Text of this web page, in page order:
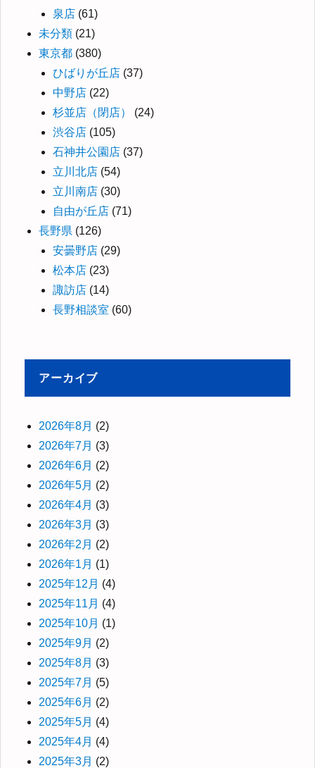
泉店 (61)
未分類 (21)
東京都 (380)
ひばりが丘店 (37)
中野店 (22)
杉並店（閉店）
(24)
渋谷店 (105)
石神井公園店 (37)
立川北店 (54)
立川南店 (30)
自由が丘店 (71)
長野県 (126)
安曇野店 (29)
松本店 (23)
諏訪店 (14)
長野相談室 (60)
アーカイブ
2026年8月 (2)
2026年7月 (3)
2026年6月 (2)
2026年5月 (2)
2026年4月 (3)
2026年3月 (3)
2026年2月 (2)
2026年1月 (1)
2025年12月 (4)
2025年11月 (4)
2025年10月 (1)
2025年9月 (2)
2025年8月 (3)
2025年7月 (5)
2025年6月 (2)
2025年5月 (4)
2025年4月 (4)
2025年3月 (2)